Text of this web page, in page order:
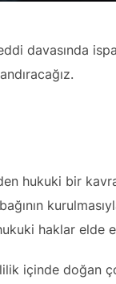
davasında
hukuki bir
haklar elde
içinde doğan